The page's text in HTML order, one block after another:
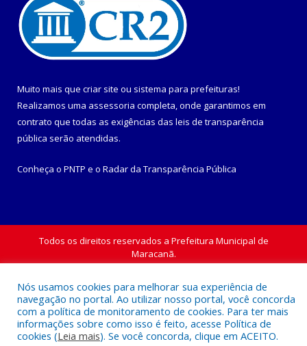
Muito mais que criar site ou sistema para prefeituras!
Realizamos uma assessoria completa, onde garantimos em
contrato que todas as exigências das leis de transparência
pública serão atendidas.
Conheça o PNTP e o Radar da Transparência Pública
Todos os direitos reservados a Prefeitura Municipal de
Maracanã.
Mapa do Site
Acessar Área Administrativa
Acessar Webmail
Nós usamos cookies para melhorar sua experiência de
navegação no portal. Ao utilizar nosso portal, você concorda
com a política de monitoramento de cookies. Para ter mais
informações sobre como isso é feito, acesse Política de
cookies (Leia mais). Se você concorda, clique em ACEITO.